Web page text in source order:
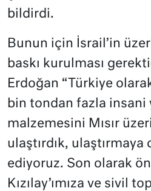
bildirdi.
Bunun için İsrail’in
baskı kurulması
Erdoğan “Türkiye
bin tondan fazla insani
malzemesini Mısır
ulaştırdık, ulaştırmaya
ediyoruz. Son olarak
Kızılay’ımıza ve sivil